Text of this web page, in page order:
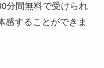
分間無料で受けられ
感することができま